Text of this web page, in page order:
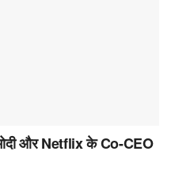
और Netflix के Co-CEO